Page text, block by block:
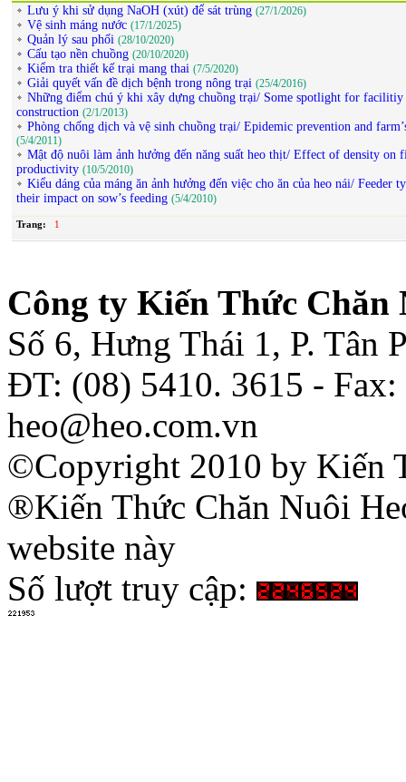
Lưu ý khi sử dụng NaOH (xút) để sát trùng (27/1/2026)
Vệ sinh máng nước (17/1/2025)
Quản lý sau phối (28/10/2020)
Cấu tạo nền chuồng (20/10/2020)
Kiểm tra thiết kế trại mang thai (7/5/2020)
Giải quyết vấn đề dịch bệnh trong nông trại (25/4/2016)
Những điểm chú ý khi xây dựng chuồng trại/ Some spotlight for facilitiy
construction (2/1/2013)
Phòng chống dịch và vệ sinh chuồng trại/ Epidemic prevention and
(5/4/2011)
Mật độ nuôi làm ảnh hưởng đến năng suất heo thịt/ Effect of density on
productivity (10/5/2010)
Kiểu dáng của máng ăn ảnh hưởng đến việc cho ăn của heo nái/ Feeder
their impact on sow’s feeding (5/4/2010)
Trang: 1
Công ty Kiến Thức Chăn
Số 6, Hưng Thái 1, P. Tân
ĐT: (08) 5410. 3615 -
heo@heo.com.vn
©Copyright 2010 by Kiến
®Kiến Thức Chăn Nuôi
website này
Số lượt truy cập: